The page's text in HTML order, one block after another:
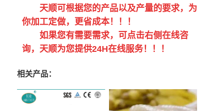
天顺可根据您的产品以及产量的要求，为
你加工定做，更省成本！！！
如果您有需要需求，可点击右侧在线咨
询，天顺为您提供24H在线服务！！！
相关产品：